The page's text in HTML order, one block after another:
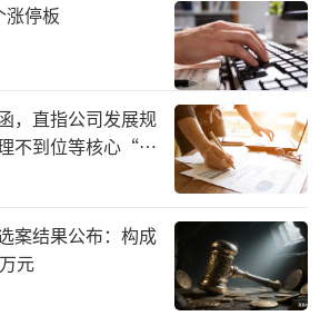
。
中，主动基金持有一年平均成
托管费、交易费等），约为2.5
每年持有成本为1%左右。
金相较于被动基金有超额收
高费用无可厚非。但中长期收
基金，收费还更高，投资者自
涨停板
，直指公司发展规
不到位等核心“痛
案结果公布：构成
元